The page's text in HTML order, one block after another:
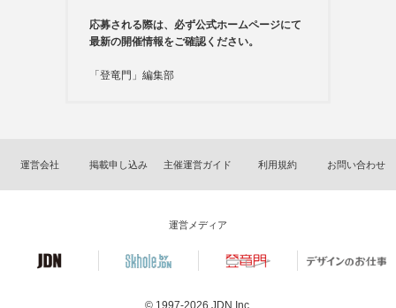
応募される際は、必ず公式ホームページにて
最新の開催情報をご確認ください。
「登竜門」編集部
運営会社 掲載申し込み 主催運営ガイド 利用規約 お問い合わせ
運営メディア
© 1997-2026 JDN Inc.